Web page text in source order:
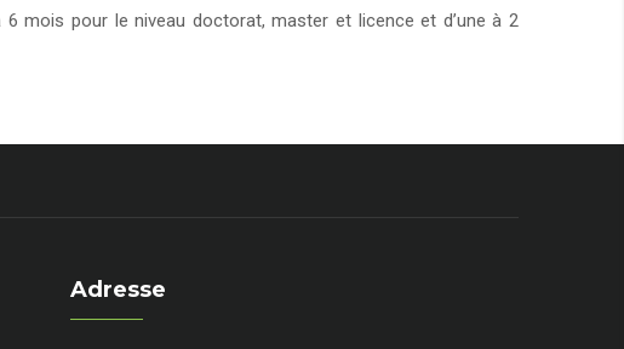
mois pour le niveau doctorat, master et licence et d’une à 2
Adresse